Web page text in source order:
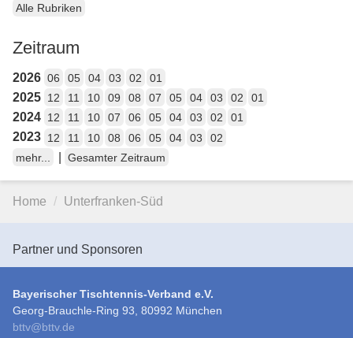
Alle Rubriken
Zeitraum
2026 06 05 04 03 02 01
2025 12 11 10 09 08 07 05 04 03 02 01
2024 12 11 10 07 06 05 04 03 02 01
2023 12 11 10 08 06 05 04 03
02
mehr...
Gesamter Zeitraum
Home Unterfranken-Süd
Partner und Sponsoren
Bayerischer Tischtennis-Verband e.V.
Georg-Brauchle-Ring 93, 80992 München
bttv@bttv.de